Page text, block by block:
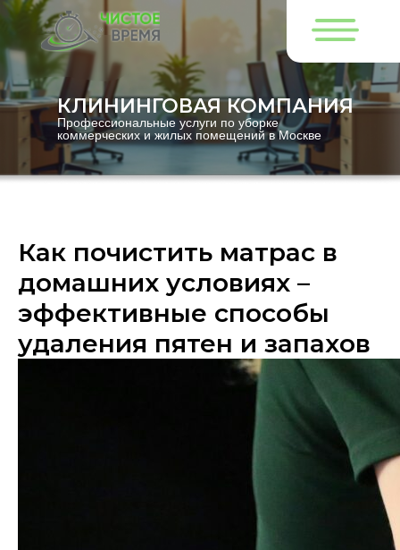
Профессиональные услуги по уборке
коммерческих и жилых помещений в Москве
КЛИНИНГОВАЯ КОМПАНИЯ
Как почистить матрас в
домашних условиях –
эффективные способы
удаления пятен и запахов